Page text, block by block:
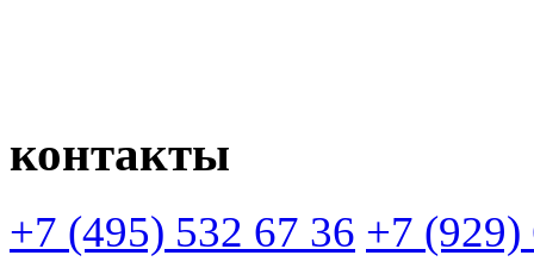
контакты
+7 (495) 532 67 36 +7 (929)